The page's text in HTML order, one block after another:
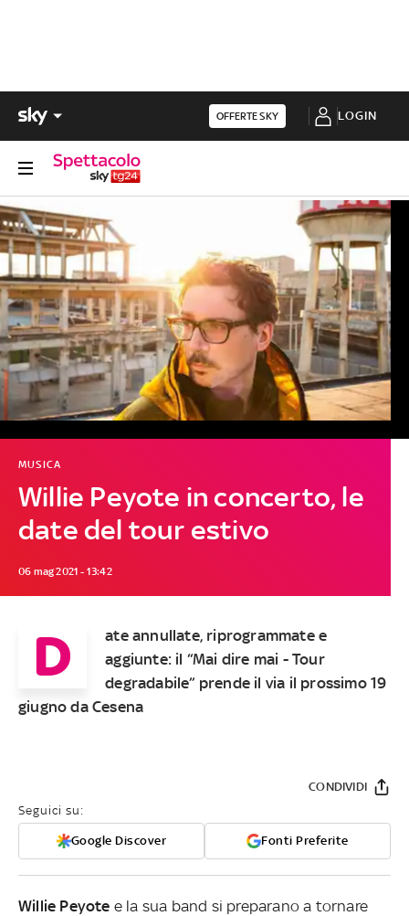
OFFERTE SKY LOGIN
Willie Peyote in concerto, le
date del tour estivo
MUSICA
06 mag 2021 - 13:42
D
ate annullate, riprogrammate e
aggiunte: il “Mai dire mai - Tour
degradabile” prende il via il prossimo 19
giugno da Cesena
Seguici su:
Google Discover Fonti Preferite
CONDIVIDI
Willie Peyote e la sua band si preparano a tornare